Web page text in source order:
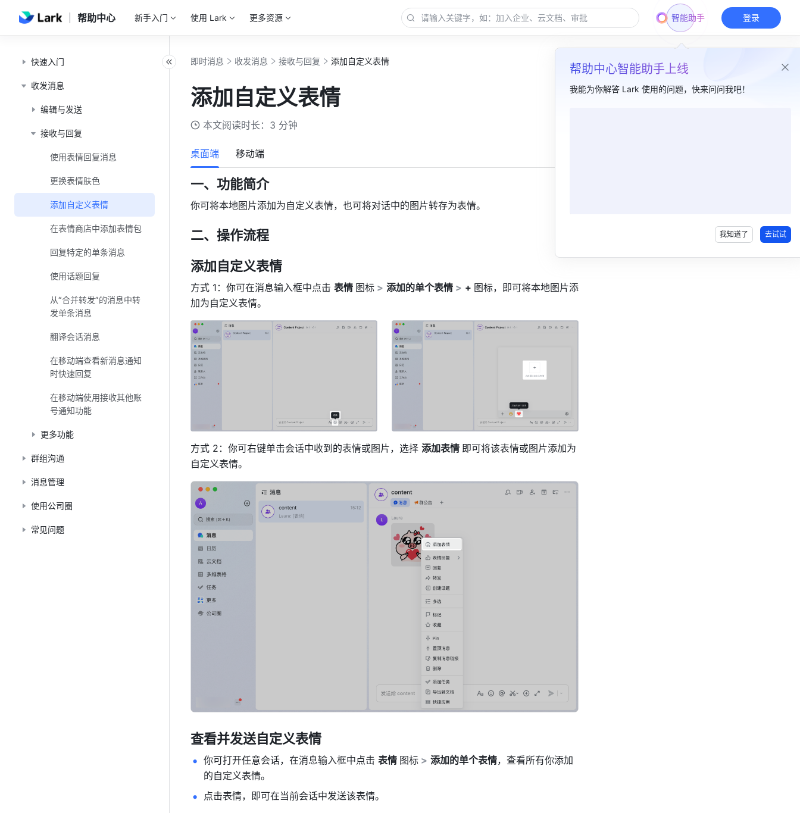
帮助中心 新手入门 使用 Lark 更多资源 智能助手
帮助中心智能助手上线
我能为你解答 Lark 使用的问题，快来问问我吧！
我知道了 去试试
登录
快速入门
收发消息
编辑与发送
接收与回复
使用表情回复消息
更换表情肤色
添加自定义表情
在表情商店中添加表情包
回复特定的单条消息
使用话题回复
从“合并转发”的消息中转
发单条消息
翻译会话消息
在移动端查看新消息通知
时快速回复
在移动端使用接收其他账
号通知功能
更多功能
群组沟通
消息管理
使用公司圈
常见问题
即时消息 收发消息 接收与回复 添加自定义表情
添加自定义表情
本文阅读时长：3 分钟
桌面端 移动端
一、功能简介
你可将本地图片添加为自定义表情，也可将对话中的图片转存为表情。
二、操作流程
添加自定义表情
方式 1：你可在消息输入框中点击 表情 图标 > 添加的单个表情 > + 图标，即可将本地图片添
加为自定义表情。
方式 2：你可右键单击会话中收到的表情或图片，选择 添加表情 即可将该表情或图片添加为
自定义表情。
查看并发送自定义表情
你可打开任意会话，在消息输入框中点击 表情 图标 > 添加的单个表情，查看所有你添加
的自定义表情。
点击表情，即可在当前会话中发送该表情。